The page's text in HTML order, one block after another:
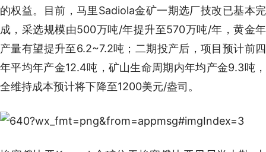
的权益。目前，马里Sadiola金矿一期选厂技改已基本完
成，采选规模由500万吨/年提升至570万吨/年，黄金年
产量有望提升至6.2~7.2吨；二期投产后，项目预计前四
年平均年产金12.4吨，矿山生命周期内年均产金9.3吨，
全维持成本预计将下降至1200美元/盎司。